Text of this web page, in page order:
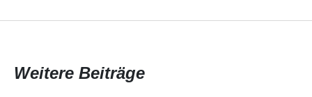
Weitere Beiträge